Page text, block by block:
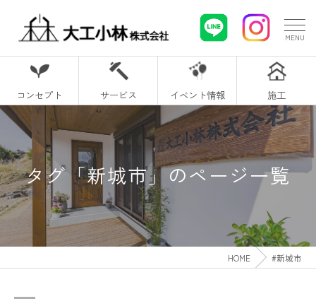
コンセプト サービス イベント情報 施工
タグ「新城市」のページ一覧
HOME #新城市